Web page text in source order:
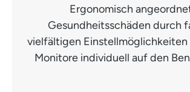
Ergonomisch
Gesundheitsschäden durch
vielfältigen Einstellmöglichkeiten
Monitore individuell auf den